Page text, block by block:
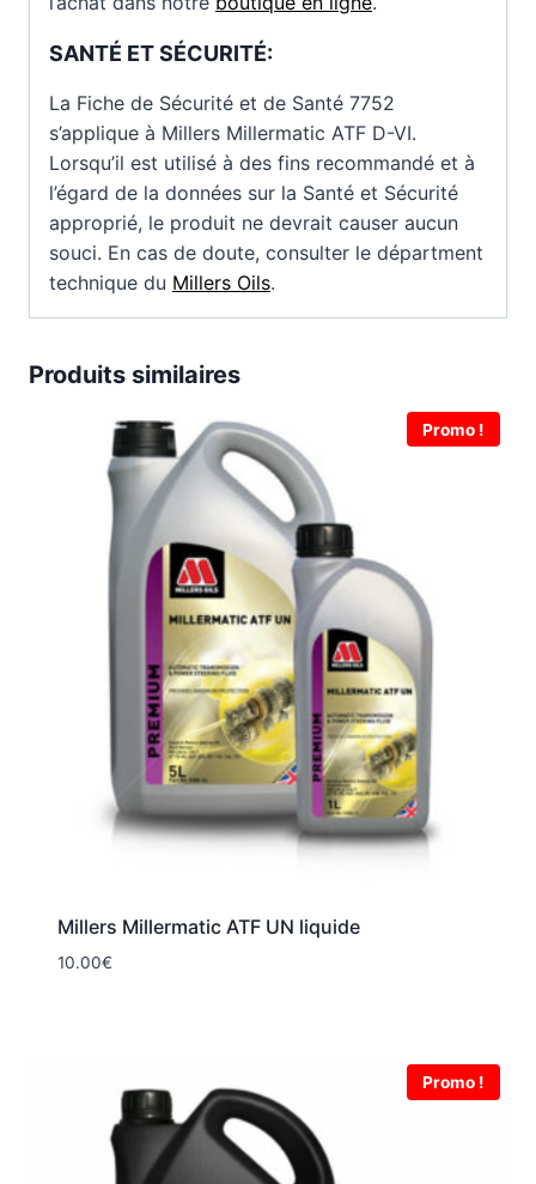
SANTÉ ET SÉCURITÉ:
La Fiche de Sécurité et de Santé 7752
s’applique à Millers Millermatic ATF D-VI.
Lorsqu’il est utilisé à des fins recommandé et à
l’égard de la données sur la Santé et Sécurité
approprié, le produit ne devrait causer aucun
souci. En cas de doute, consulter le départment
technique du Millers Oils.
Produits similaires
Promo !
Millers Millermatic ATF UN liquide
10.00€
Promo !